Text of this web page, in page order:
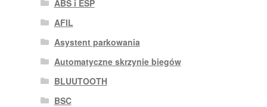
ABS i ESP
AFIL
Asystent parkowania
Automatyczne skrzynie biegów
BLUUTOOTH
BSC